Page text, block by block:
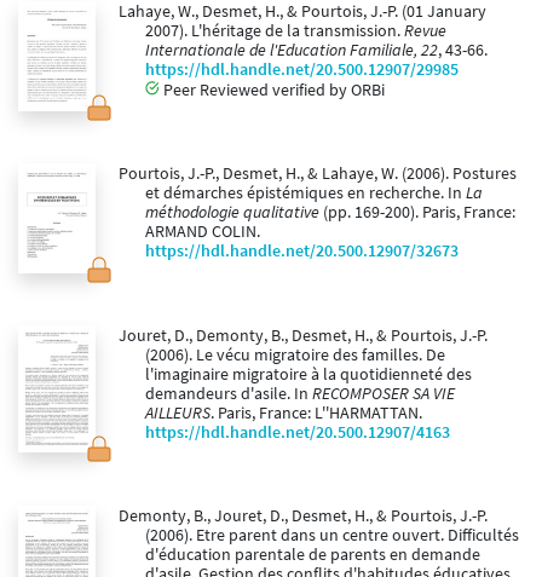
Lahaye, W., Desmet, H., & Pourtois, J.-P. (01 January
2007). L'héritage de la transmission.Revue
Internationale de l'Education Familiale, 22, 43-66.
https://hdl.handle.net/20.500.12907/29985
Peer Reviewed verified by ORBi
Pourtois, J.-P., Desmet, H., & Lahaye, W. (2006). Postures
et démarches épistémiques en recherche. In La
méthodologie qualitative (pp. 169-200). Paris, France:
ARMAND COLIN.
https://hdl.handle.net/20.500.12907/32673
Jouret, D., Demonty, B., Desmet, H., & Pourtois, J.-P.
(2006). Le vécu migratoire des familles. De
l'imaginaire migratoire à la quotidienneté des
demandeurs d'asile. In RECOMPOSER SA VIE
AILLEURS. Paris, France: L''HARMATTAN.
https://hdl.handle.net/20.500.12907/4163
Demonty, B., Jouret, D., Desmet, H., & Pourtois, J.-P.
(2006). Etre parent dans un centre ouvert. Difficultés
d'éducation parentale de parents en demande